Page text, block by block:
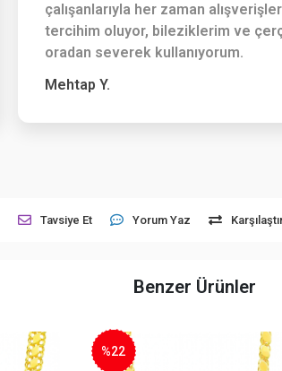
çalışanlarıyla her zaman
tercihim oluyor, bileziklerim ve
oradan severek kullanıyorum.
Mehtap Y.
Tavsiye Et Yorum Yaz
Benzer Ürünler
%22